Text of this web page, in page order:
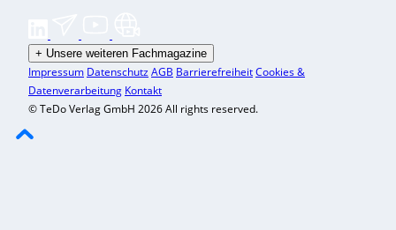
+ Unsere weiteren Fachmagazine
Impressum DatenschutzAGB BarrierefreiheitCookies &
Datenverarbeitung Kontakt
© TeDo Verlag GmbH 2026 All rights reserved.